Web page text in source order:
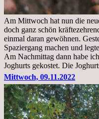
Am Mittwoch hat nun die
doch ganz schön
einmal daran gewöhnen.
Spaziergang machen und
Am Nachmittag dann habe
Joghurts gekostet. Die
Mittwoch, 09.11.2022